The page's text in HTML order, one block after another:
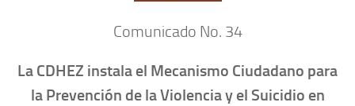
Comunicado No. 34
La CDHEZ instala el Mecanismo Ciudadano para
la Prevención de la Violencia y el Suicidio en